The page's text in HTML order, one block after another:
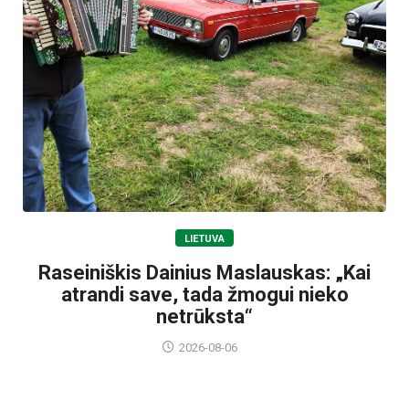
LIETUVA
Raseiniškis Dainius Maslauskas: „Kai
atrandi save, tada žmogui nieko
netrūksta“
2026-08-06